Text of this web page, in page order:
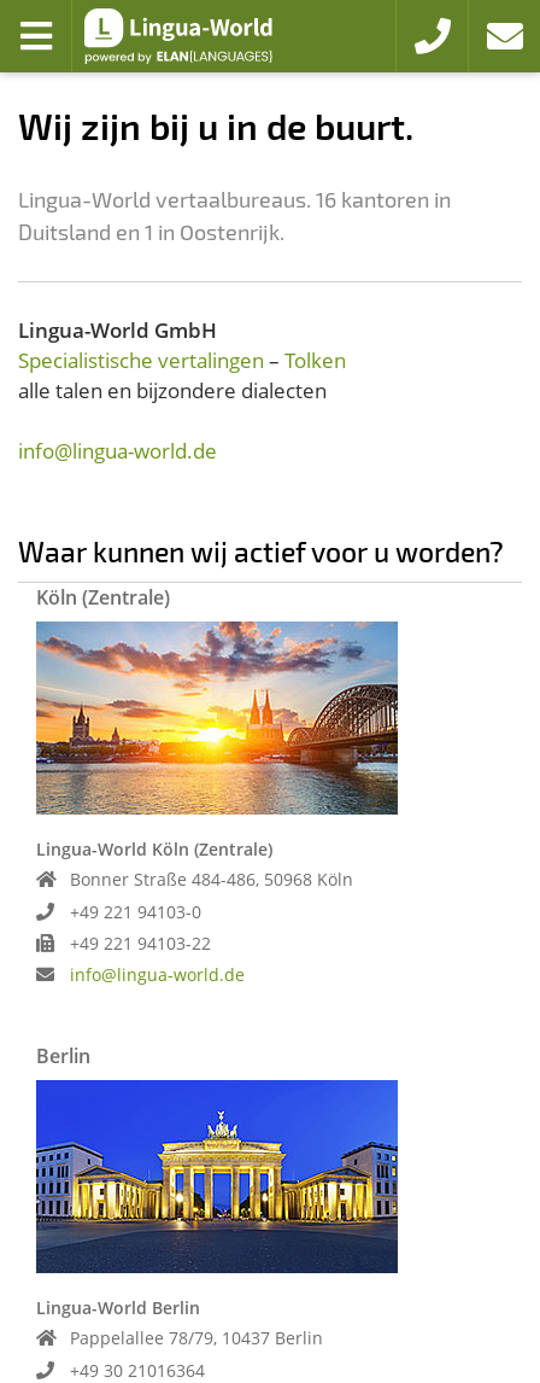
Zum Hauptmenü
Zum Inhalt
Wij zijn bij u in de buurt.
Lingua-World vertaalbureaus. 16 kantoren in
Duitsland en 1 in Oostenrijk.
Lingua-World GmbH
Specialistische vertalingen – Tolken
alle talen en bijzondere dialecten
info@lingua-world.de
Waar kunnen wij actief voor u worden?
Lingua-World Köln (Zentrale)
Bonner Straße 484-486, 50968 Köln
+49 221 94103-0
+49 221 94103-22
info@lingua-world.de
Köln (Zentrale)
Lingua-World Berlin
Pappelallee 78/79, 10437 Berlin
+49 30 21016364
Berlin